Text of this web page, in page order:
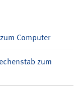
Computer
zum